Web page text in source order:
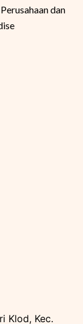
dan
Klod, Kec.